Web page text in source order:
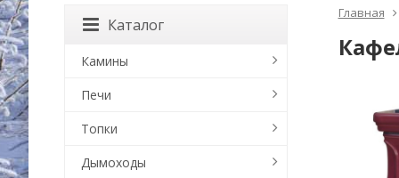
Главная
Каталог
Камины
Печи
Топки
Дымоходы